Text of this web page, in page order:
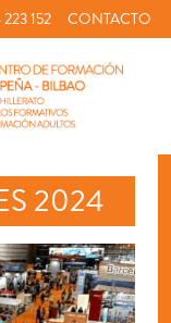
152 CONTACTO
2024